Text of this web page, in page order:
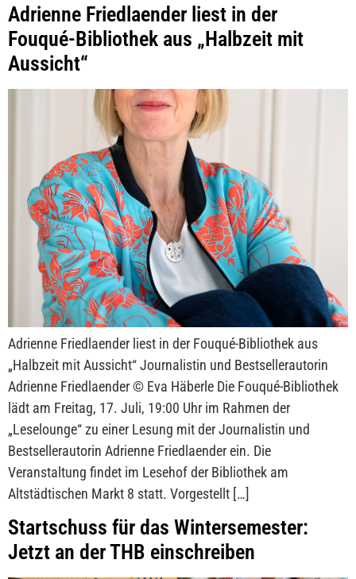
Adrienne Friedlaender liest in der
Fouqué-Bibliothek aus „Halbzeit mit
Aussicht“
Adrienne Friedlaender liest in der Fouqué-Bibliothek aus
„Halbzeit mit Aussicht“ Journalistin und Bestsellerautorin
Adrienne Friedlaender © Eva Häberle Die Fouqué-Bibliothek
lädt am Freitag, 17. Juli, 19:00 Uhr im Rahmen der
„Leselounge“ zu einer Lesung mit der Journalistin und
Bestsellerautorin Adrienne Friedlaender ein. Die
Veranstaltung findet im Lesehof der Bibliothek am
Altstädtischen Markt 8 statt. Vorgestellt […]
Startschuss für das Wintersemester:
Jetzt an der THB einschreiben